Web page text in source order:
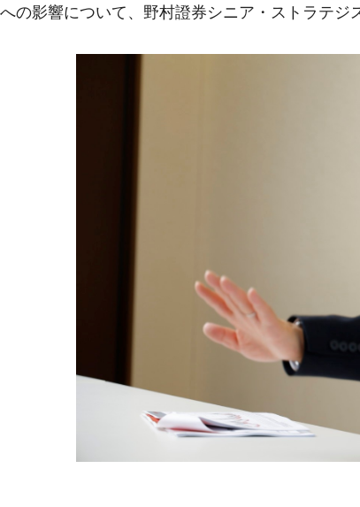
への影響について、野村證券シニア・ストラテジ